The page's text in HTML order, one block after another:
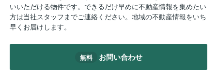
いいただける物件です。できるだけ早めに不動産情報を集めたい
方は当社スタッフまでご連絡ください。地域の不動産情報をいち
早くお届けします。
無料 お問い合わせ